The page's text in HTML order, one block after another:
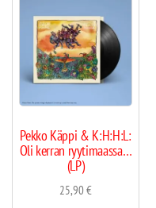
Pekko Käppi & K:H:H:L:
Oli kerran ryytimaassa…
(LP)
25,90€